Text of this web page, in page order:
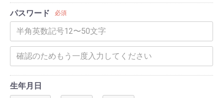
パスワード 必須
生年月日